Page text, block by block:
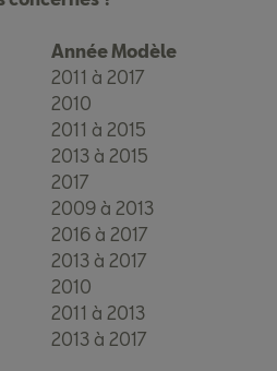
Année Modèle
2011 à 2017
2010
2011 à 2015
2013 à 2015
2017
2009 à 2013
2016 à 2017
2013 à 2017
2010
2011 à 2013
2013 à 2017